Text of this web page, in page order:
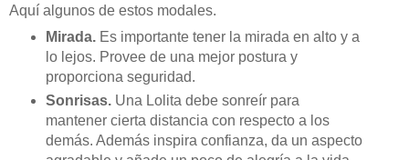
Aquí algunos de estos modales.
Mirada. Es importante tener la mirada en alto y a
lo lejos. Provee de una mejor postura y
proporciona seguridad.
Sonrisas. Una Lolita debe sonreír para
mantener cierta distancia con respecto a los
demás. Además inspira confianza, da un aspecto